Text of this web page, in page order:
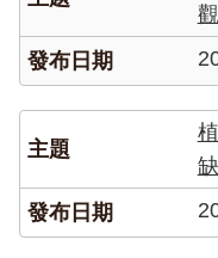
府
網
料
宣